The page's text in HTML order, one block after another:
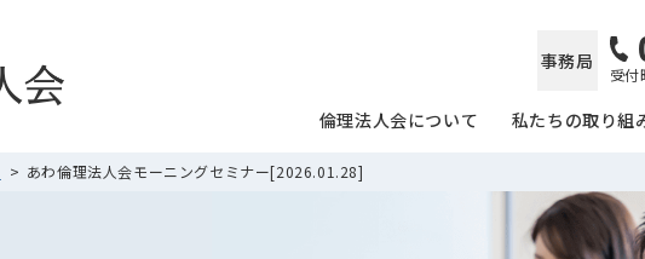
事務局
受付
倫理法人会について 私たちの取り組
あわ倫理法人会モーニングセミナー[2026.01.28]